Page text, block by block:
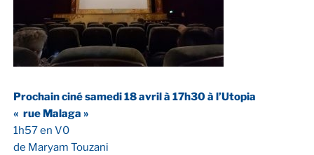
Prochain ciné samedi 18 avril à 17h30 à l’Utopia
« rue Malaga »
1h57 en V0
de Maryam Touzani